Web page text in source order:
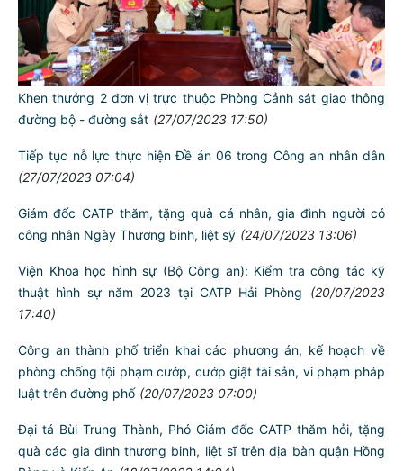
Tập huấn quy trình xác minh, giải quyết vụ cháy trong lực
lượng CAND (02/08/2023 07:00)
Khen thưởng 2 đơn vị trực thuộc Phòng Cảnh sát giao thông
đường bộ - đường sắt
(27/07/2023 17:50)
Tiếp tục nỗ lực thực hiện Đề án 06 trong Công an nhân dân
(27/07/2023 07:04)
Giám đốc CATP thăm, tặng quà cá nhân, gia đình người có